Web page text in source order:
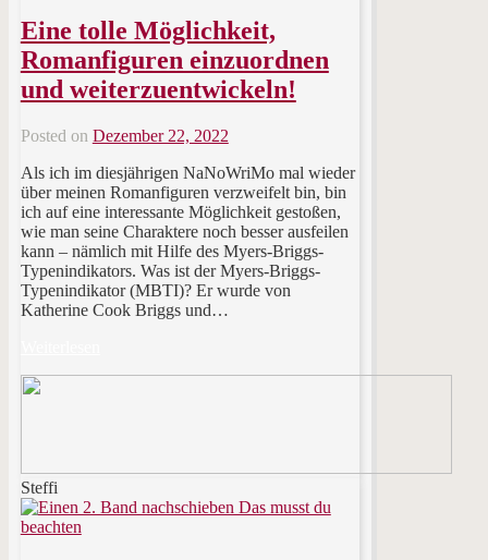
Eine tolle Möglichkeit,
Romanfiguren einzuordnen
und weiterzuentwickeln!
Posted on Dezember 22, 2022
Als ich im diesjährigen NaNoWriMo mal wieder
über meinen Romanfiguren verzweifelt bin, bin
ich auf eine interessante Möglichkeit gestoßen,
wie man seine Charaktere noch besser ausfeilen
kann – nämlich mit Hilfe des Myers-Briggs-
Typenindikators. Was ist der Myers-Briggs-
Typenindikator (MBTI)? Er wurde von
Katherine Cook Briggs und…
Steffi